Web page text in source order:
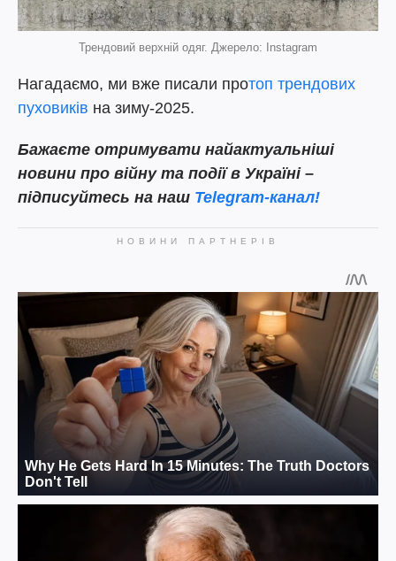
Трендовий верхній одяг. Джерело: Instagram
Нагадаємо, ми вже писали протоп трендових
пуховиків на зиму-2025.
Бажаєте отримувати найактуальніші
новини про війну та події в Україні –
підписуйтесь на наш Telegram-канал!